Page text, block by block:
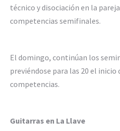
técnico y disociación en la
competencias semifinales.
El domingo, continúan los
previéndose para las 20 el inicio
competencias.
Guitarras en La Llave